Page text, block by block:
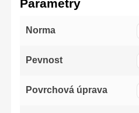
(-)6x125mm,PH1x100mm,
PZ1x100mm,
Parametry
Norma
Pevnost
Povrchová úprava